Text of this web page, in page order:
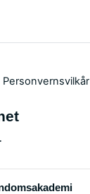
Personvernsvilkår